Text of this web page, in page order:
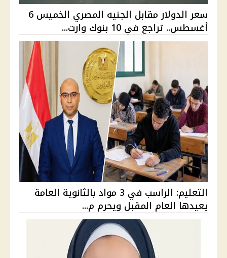
سعر الدولار مقابل الجنيه المصري الخميس 6
أغسطس.. تراجع في 10 بنوك وارت...
التعليم: الراسب في 3 مواد بالثانوية العامة
يعيدها العام المقبل ويحرم م...